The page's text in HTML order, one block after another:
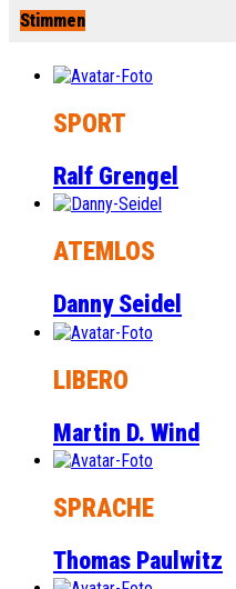
Stimmen
SPORT
Ralf Grengel
ATEMLOS
Danny Seidel
LIBERO
Martin D. Wind
SPRACHE
Thomas Paulwitz